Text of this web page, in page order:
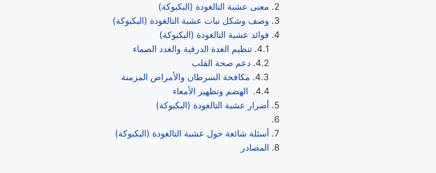
معنى عشبة التالغودة (البكبوكة)
وصف وشكل نبات عشبة التالغودة (البكبوكة)
فوائد عشبة التالغودة (البكبوكة)
تنظيم الغدة الدرقية والغدد الصماء
دعم صحة القلب
مكافحة السرطان والأمراض المزمنة
الهضم وتطهير الأمعاء
أضرار عشبة التالغودة (البكبوكة)
أسئلة شائعة حول عشبة التالغودة (البكبوكة)
المصادر